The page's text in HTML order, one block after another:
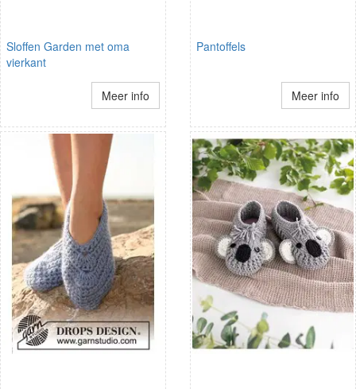
Sloffen Garden met oma
vierkant
Meer info
Pantoffels
Meer info